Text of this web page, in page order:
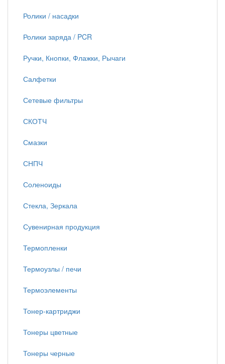
Ролики / насадки
Ролики заряда / PCR
Ручки, Кнопки, Флажки, Рычаги
Салфетки
Сетевые фильтры
СКОТЧ
Смазки
СНПЧ
Соленоиды
Стекла, Зеркала
Сувенирная продукция
Термопленки
Термоузлы / печи
Термоэлементы
Тонер-картриджи
Тонеры цветные
Тонеры черные